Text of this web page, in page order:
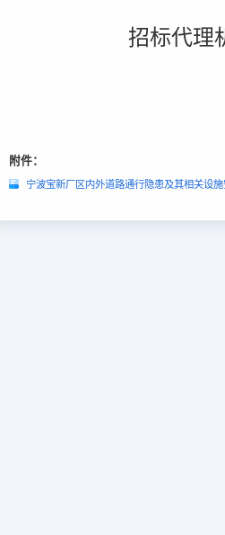
招标代理
附件：
宁波宝新厂区内外道路通行隐患及其相关设